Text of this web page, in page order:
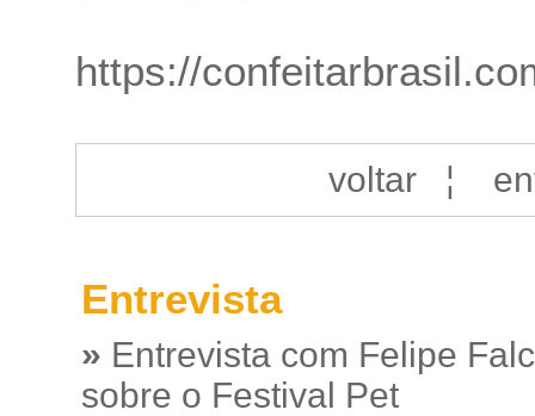
https://
voltar¦
Entrevista
» Entrevista com Felipe
sobre o Festival Pet